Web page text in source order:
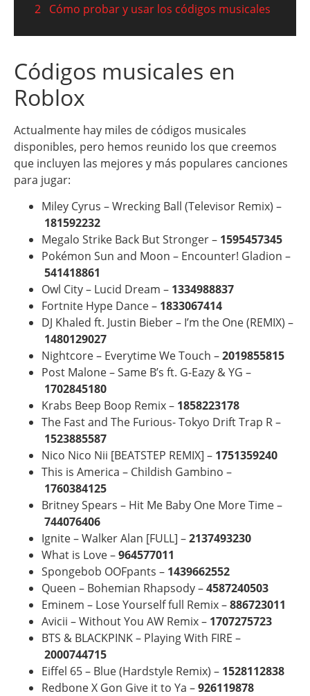
2 Cómo probar y usar los códigos musicales
Códigos musicales en
Roblox
Actualmente hay miles de códigos musicales
disponibles, pero hemos reunido los que creemos
que incluyen las mejores y más populares canciones
para jugar:
Miley Cyrus – Wrecking Ball (Televisor Remix) –
181592232
Megalo Strike Back But Stronger – 1595457345
Pokémon Sun and Moon – Encounter! Gladion –
541418861
Owl City – Lucid Dream – 1334988837
Fortnite Hype Dance – 1833067414
DJ Khaled ft. Justin Bieber – I’m the One (REMIX) –
1480129027
Nightcore – Everytime We Touch –2019855815
Post Malone – Same B’s ft. G-Eazy & YG –
1702845180
Krabs Beep Boop Remix – 1858223178
The Fast and The Furious- Tokyo Drift Trap R –
1523885587
Nico Nico Nii [BEATSTEP REMIX] – 1751359240
This is America – Childish Gambino –
1760384125
Britney Spears – Hit Me Baby One More Time –
744076406
Ignite – Walker Alan [FULL] –2137493230
What is Love –964577011
Spongebob OOFpants – 1439662552
Queen – Bohemian Rhapsody –4587240503
Eminem – Lose Yourself full Remix –886723011
Avicii – Without You AW Remix – 1707275723
BTS & BLACKPINK – Playing With FIRE –
2000744715
Eiffel 65 – Blue (Hardstyle Remix) – 1528112838
Redbone X Gon Give it to Ya –926119878